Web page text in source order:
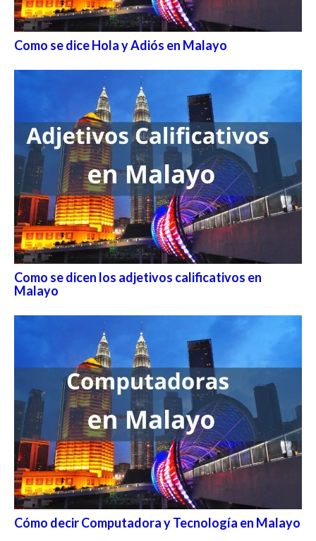
Como se dice Hola y Adiós en Malayo
Como se dicen los adjetivos calificativos en
Malayo
Cómo decir Computadora y Tecnología en Malayo